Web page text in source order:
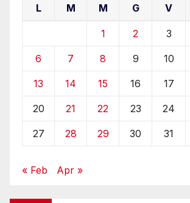
L M M G V
1 2 3
6 7 8 9 10
13 14 15 16 17
20 21 22 23 24
27 28 29 30 31
« Feb Apr »